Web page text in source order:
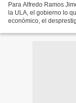
Para Alfredo Ramos
la ULA, el gobierno lo
económico, el